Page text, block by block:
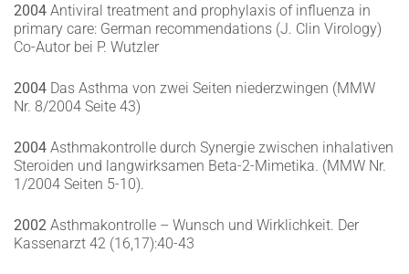
2004 Antiviral treatment and prophylaxis of influenza in
primary care: German recommendations (J. Clin Virology)
Co-Autor bei P. Wutzler
2004 Das Asthma von zwei Seiten niederzwingen (MMW
Nr. 8/2004 Seite 43)
2004 Asthmakontrolle durch Synergie zwischen inhalativen
Steroiden und langwirksamen Beta-2-Mimetika. (MMW Nr.
1/2004 Seiten 5-10).
2002 Asthmakontrolle – Wunsch und Wirklichkeit. Der
Kassenarzt 42 (16,17):40-43